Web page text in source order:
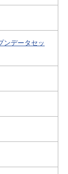
ンデータセッ